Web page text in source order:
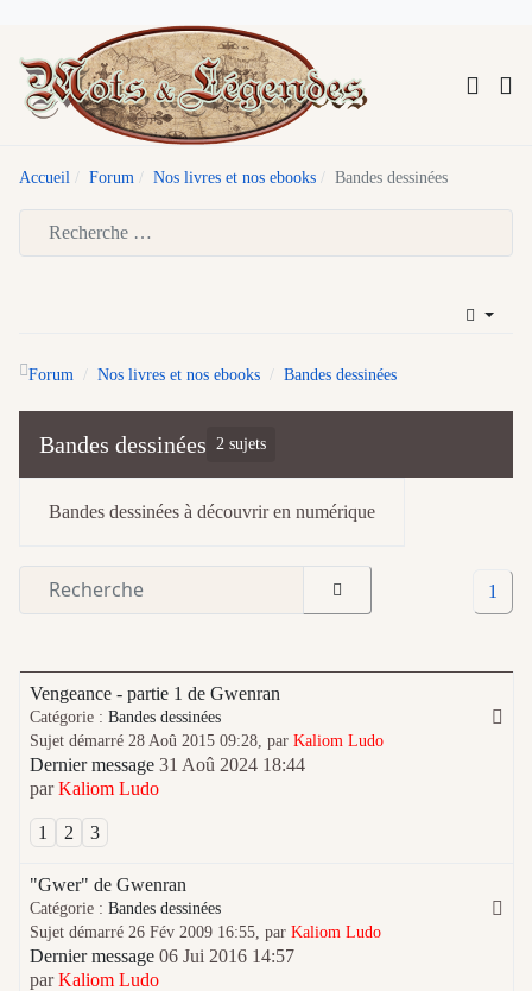
Accueil Forum Nos livres et nos ebooks Bandes dessinées
Forum Nos livres et nos ebooks Bandes dessinées
Bandes dessinées 2 sujets
Bandes dessinées à découvrir en numérique
1
Vengeance - partie 1 de Gwenran
Catégorie : Bandes dessinées
Sujet démarré 28 Aoû 2015 09:28, par Kaliom Ludo
Dernier message 31 Aoû 2024 18:44
parKaliom Ludo
1 2 3
"Gwer" de Gwenran
Catégorie : Bandes dessinées
Sujet démarré 26 Fév 2009 16:55, par Kaliom Ludo
Dernier message 06 Jui 2016 14:57
parKaliom Ludo